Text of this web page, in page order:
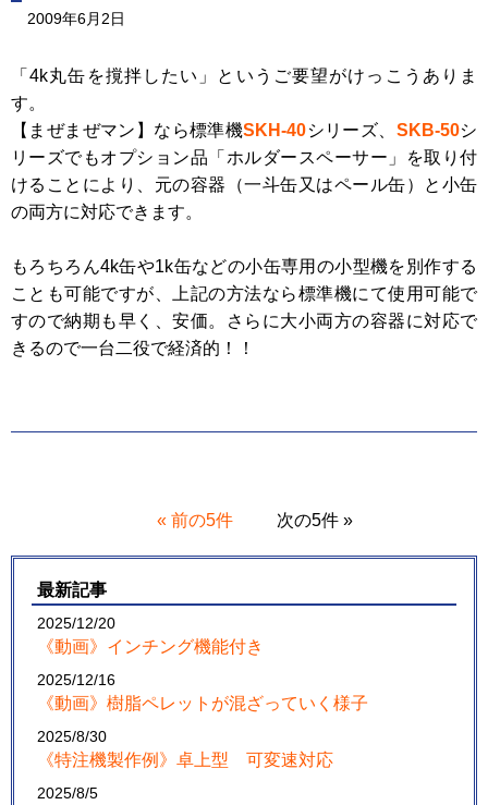
2009年6月2日
「4k丸缶を撹拌したい」というご要望がけっこうありま
す。
【まぜまぜマン】なら標準機SKH-40シリーズ、 SKB-50シ
リーズでもオプション品「ホルダースペーサー」を取り付
けることにより、元の容器（一斗缶又はペール缶）と小缶
の両方に対応できます。
もろちろん4k缶や1k缶などの小缶専用の小型機を別作する
ことも可能ですが、上記の方法なら標準機にて使用可能で
すので納期も早く、安価。さらに大小両方の容器に対応で
きるので一台二役で経済的！！
« 前の5件 次の5件 »
最新記事
2025/12/20
《動画》インチング機能付き
2025/12/16
《動画》樹脂ペレットが混ざっていく様子
2025/8/30
《特注機製作例》卓上型 可変速対応
2025/8/5